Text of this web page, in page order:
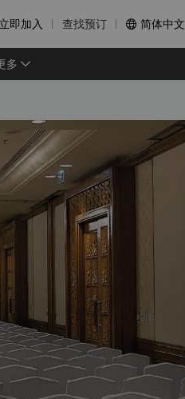
立即加入 查找预订  简体中文
多